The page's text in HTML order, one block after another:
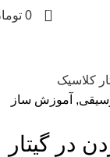
0
0
کلاسیک
, آموزش ساز
در گیتار